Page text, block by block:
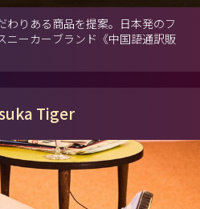
わりある商品を提案。日本発のフ
ニーカーブランド《中国語通訳販
Tiger